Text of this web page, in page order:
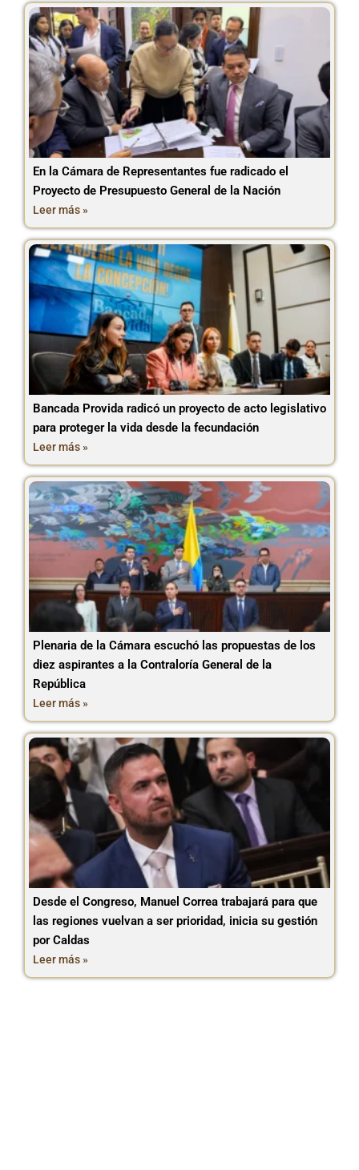
En la Cámara de Representantes fue radicado el
Proyecto de Presupuesto General de la Nación
Leer más »
Bancada Provida radicó un proyecto de acto legislativo
para proteger la vida desde la fecundación
Leer más »
Plenaria de la Cámara escuchó las propuestas de los
diez aspirantes a la Contraloría General de la
República
Leer más »
Desde el Congreso, Manuel Correa trabajará para que
las regiones vuelvan a ser prioridad, inicia su gestión
por Caldas
Leer más »